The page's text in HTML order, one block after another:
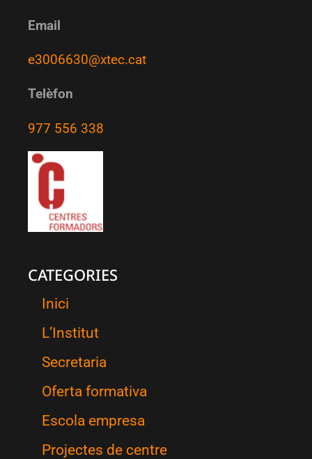
Email
e3006630@xtec.cat
Telèfon
977 556 338
CATEGORIES
Inici
L’Institut
Secretaria
Oferta formativa
Escola empresa
Projectes de centre